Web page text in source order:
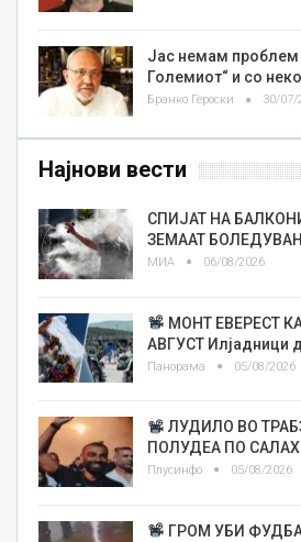
Јас немам проблем
Големиот“ и со
Бранко Героски 30/07/
Најнови вести
СПИЈАТ НА
ЗЕМААТ
МИА 06/08/2026
МОНТ ЕВЕРЕСТ
АВГУСТ Илјадници
Панорама 05/08/2026
ЛУДИЛО ВО
ПОЛУДЕА ПО САЛАХ
Плусинфо 05/08/2026
ГРОМ УБИ